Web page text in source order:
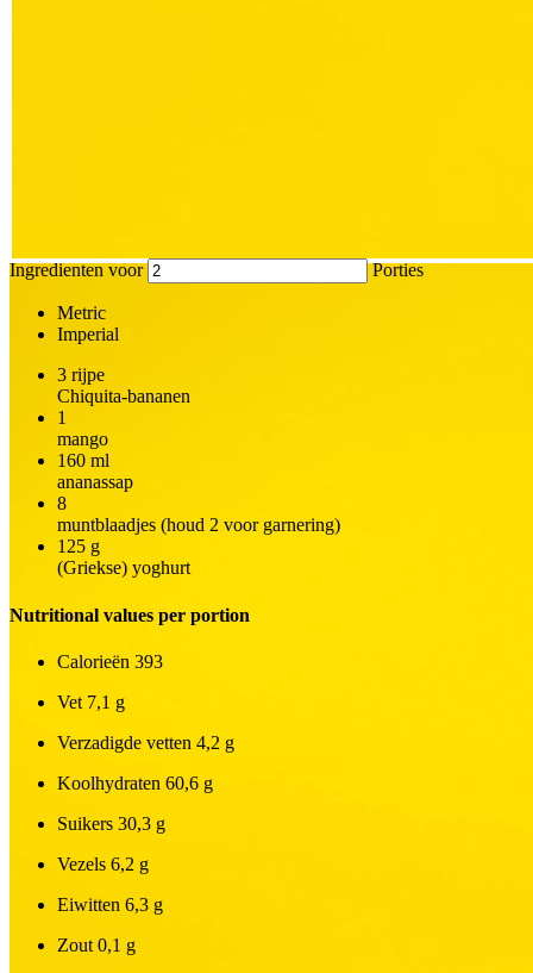
Ingredienten voor Porties
Metric
Imperial
3 rijpe
Chiquita-bananen
1
mango
160 ml
ananassap
8
muntblaadjes (houd 2 voor garnering)
125 g
(Griekse) yoghurt
Nutritional values per portion
Calorieën 393
Vet 7,1 g
Verzadigde vetten 4,2 g
Koolhydraten 60,6 g
Suikers 30,3 g
Vezels 6,2 g
Eiwitten 6,3 g
Zout 0,1 g